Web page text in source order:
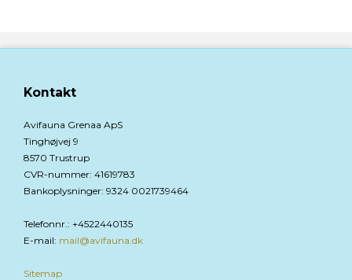
Kontakt
Avifauna Grenaa ApS
Tinghøjvej 9
8570 Trustrup
CVR-nummer: 41619783
Bankoplysninger: 9324 0021739464
Telefonnr. : +4522440135
E-mail: mail@avifauna.dk
Sitemap